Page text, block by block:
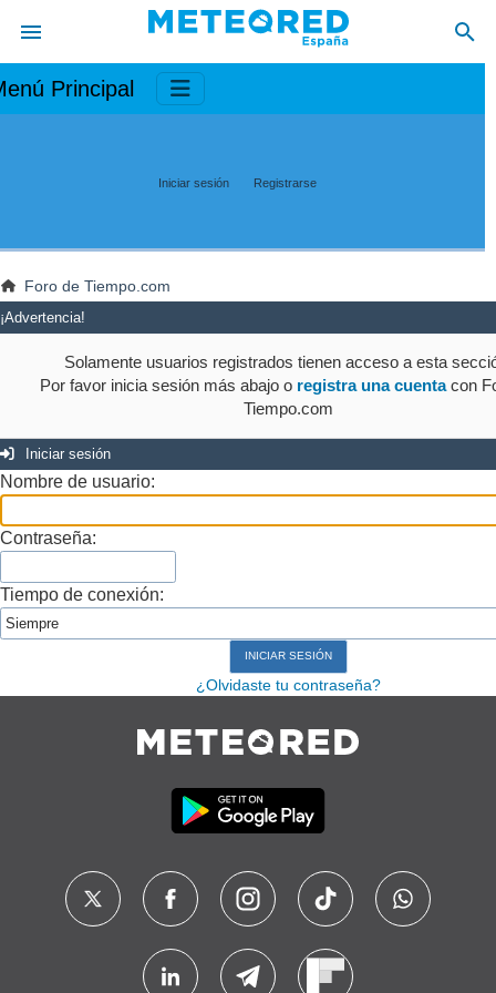
Principal
Iniciar sesión Registrarse
Foro de Tiempo.com
¡Advertencia!
Solamente usuarios registrados tienen acceso a esta
Por favor inicia sesión más abajo o registra una cuentacon
Tiempo.com
Iniciar sesión
Nombre de usuario:
Contraseña:
Tiempo de conexión:
¿Olvidaste tu contraseña?